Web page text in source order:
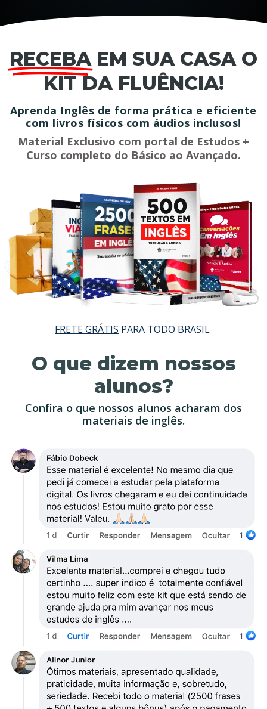
RECEBA EM SUA CASA O
KIT DA FLUÊNCIA!
Aprenda Inglês de forma prática e eficiente
com livros físicos com áudios inclusos!
Material Exclusivo com portal de Estudos +
Curso completo do Básico ao Avançado.
FRETE GRÁTIS PARA TODO BRASIL
O que dizem nossos
alunos?
Confira o que nossos alunos acharam dos
materiais de inglês.